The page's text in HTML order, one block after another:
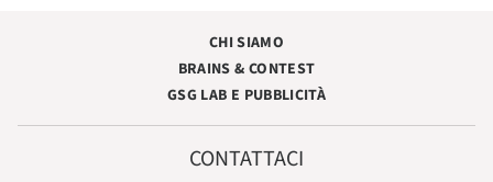
CHI SIAMO
BRAINS & CONTEST
GSG LAB E PUBBLICITÀ
CONTATTACI